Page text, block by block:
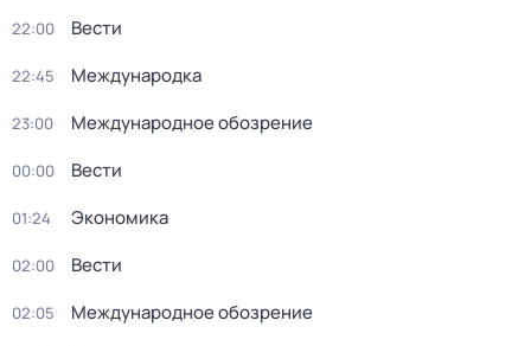
22:00 Вести
22:45 Международка
23:00 Международное обозрение
00:00 Вести
01:24 Экономика
02:00 Вести
02:05 Международное обозрение